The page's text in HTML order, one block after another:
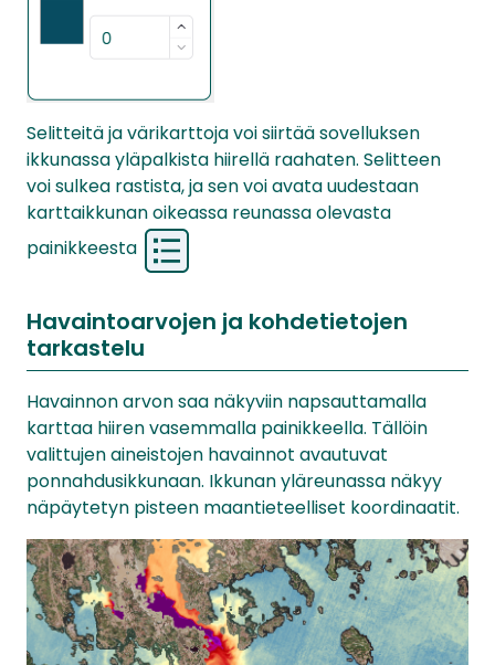
Selitteitä ja värikarttoja voi siirtää sovelluksen
ikkunassa yläpalkista hiirellä raahaten. Selitteen
voi sulkea rastista, ja sen voi avata uudestaan
karttaikkunan oikeassa reunassa olevasta
painikkeesta
Havaintoarvojen ja kohdetietojen
tarkastelu
Havainnon arvon saa näkyviin napsauttamalla
karttaa hiiren vasemmalla painikkeella. Tällöin
valittujen aineistojen havainnot avautuvat
ponnahdusikkunaan. Ikkunan yläreunassa näkyy
näpäytetyn pisteen maantieteelliset koordinaatit.